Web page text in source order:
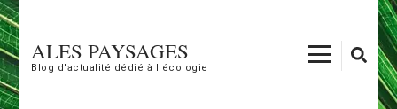
Aller
au
contenu
(Pressez
Entrée)
ALES PAYSAGES
Blog d'actualité dédié à l'écologie